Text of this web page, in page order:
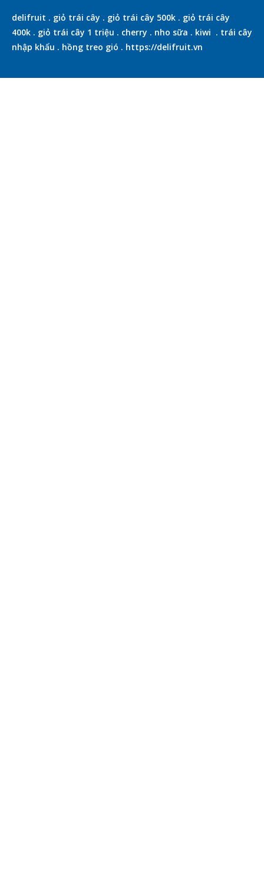
delifruit . giỏ trái cây . giỏ trái cây 500k . giỏ trái cây
400k . giỏ trái cây 1 triệu . cherry . nho sữa . kiwi . trái cây
nhập khẩu . hồng treo gió . https://delifruit.vn